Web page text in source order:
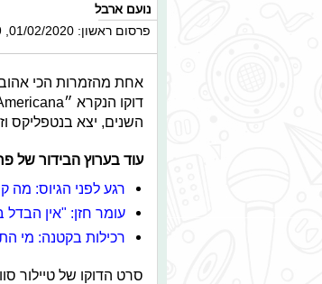
נועם ארבל
פרסום ראשון: 01/02/2020, 12:09
אחת מהזמרות הכי
השנים, יצא בנטפליקס
עוד בערוץ הבידור של
רגע לפני הגיוס: מה
עומר חזן: "אין
רכילות בקטנה: מי
סרט הדוקו של טיילור